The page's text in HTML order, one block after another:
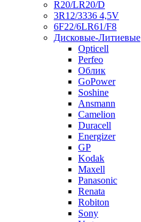
R20/LR20/D
3R12/3336 4,5V
6F22/6LR61/F8
Дисковые-Литиевые
Opticell
Perfeo
Облик
GoPower
Soshine
Ansmann
Camelion
Duracell
Energizer
GP
Kodak
Maxell
Panasonic
Renata
Robiton
Sony